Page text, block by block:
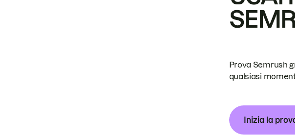
Prova Semrush
qualsiasi
Inizia la